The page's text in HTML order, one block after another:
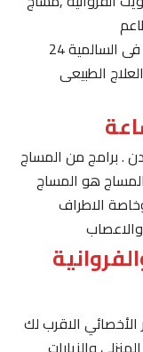
نقدمة خدمة المساج المنزلى زيارات منزلية فى السالمية 24
الطبيعى
من المساج
هو المساج
الاطراف
الاقرب لك